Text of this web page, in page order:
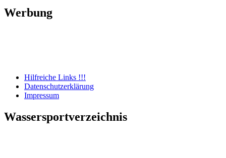
Werbung
Hilfreiche Links !!!
Datenschutzerklärung
Impressum
Wassersportverzeichnis